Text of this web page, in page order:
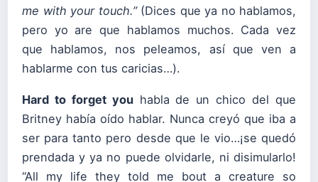
me with your touch.”(Dices que ya no hablamos,
pero yo are que hablamos muchos. Cada vez
que hablamos, nos peleamos, así que ven a
hablarme con tus caricias…).
Hard to forget youhabla de un chico del que
Britney había oído hablar. Nunca creyó que iba a
ser para tanto pero desde que le vio…¡se quedó
prendada y ya no puede olvidarle, ni disimularlo!
“All my life they told me bout a creature so